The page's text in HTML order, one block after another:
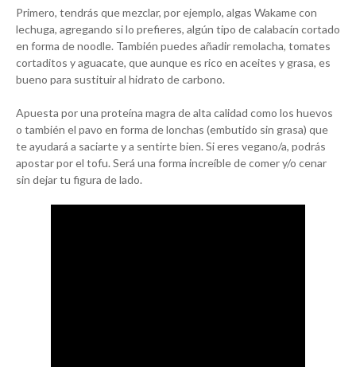
Primero, tendrás que mezclar, por ejemplo, algas Wakame con
lechuga, agregando si lo prefieres, algún tipo de calabacín cortado
en forma de noodle. También puedes añadir remolacha, tomates
cortaditos y aguacate, que aunque es rico en aceites y grasa, es
bueno para sustituir al hidrato de carbono.
Apuesta por una proteína magra de alta calidad como los huevos
o también el pavo en forma de lonchas (embutido sin grasa) que
te ayudará a saciarte y a sentirte bien. Si eres vegano/a, podrás
apostar por el tofu. Será una forma increíble de comer y/o cenar
sin dejar tu figura de lado.